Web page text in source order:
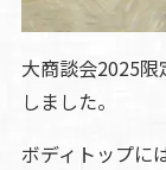
大商談会2025
しました。
ボディトップに